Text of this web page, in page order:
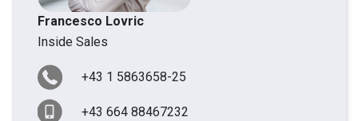
Francesco Lovric
Inside Sales
+43 1 5863658-25
+43 664 88467232